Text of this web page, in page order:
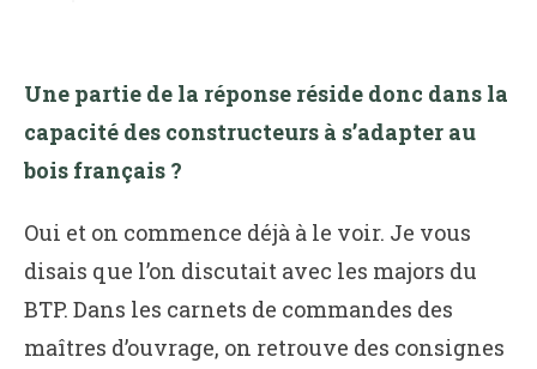
Une partie de la réponse réside donc dans la
capacité des constructeurs à s’adapter au
bois français ?
Oui et on commence déjà à le voir. Je vous
disais que l’on discutait avec les majors du
BTP. Dans les carnets de commandes des
maîtres d’ouvrage, on retrouve des consignes